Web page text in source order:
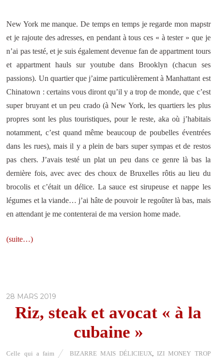
New York me manque. De temps en temps je regarde mon mapstr
et je rajoute des adresses, en pendant à tous ces « à tester » que je
n’ai pas testé, et je suis également devenue fan de appartment tours
et appartment hauls sur youtube dans Brooklyn (chacun ses
passions). Un quartier que j’aime particulièrement à Manhattant est
Chinatown : certains vous diront qu’il y a trop de monde, que c’est
super bruyant et un peu crado (à New York, les quartiers les plus
propres sont les plus touristiques, pour le reste, aka où j’habitais
notamment, c’est quand même beaucoup de poubelles éventrées
dans les rues), mais il y a plein de bars super sympas et de restos
pas chers. J’avais testé un plat un peu dans ce genre là bas la
dernière fois, avec avec des choux de Bruxelles rôtis au lieu du
brocolis et c’était un délice. La sauce est sirupeuse et nappe les
légumes et la viande… j’ai hâte de pouvoir le regoûter là bas, mais
en attendant je me contenterai de ma version home made.
(suite…)
28 MARS 2019
Riz, steak et avocat « à la
cubaine »
Celle qui a faim BIZARRE MAIS DÉLICIEUX, IZI MONEY TROP